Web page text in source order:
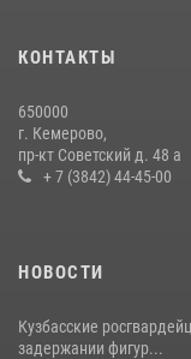
20 июля 2026, 08:52
гипермаркета товары
16 июля 2026, 06:43
КОНТАКТЫ
650000
г. Кемерово,
пр-кт Советский д. 48 а
+ 7 (3842) 44-45-00
НОВОСТИ
Кузбасские
задержании фигур...